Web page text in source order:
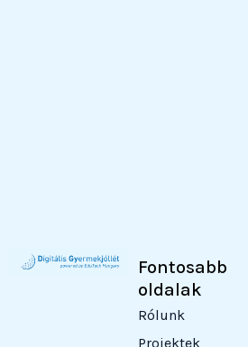
Fontosabb
oldalak
Rólunk
Projektek